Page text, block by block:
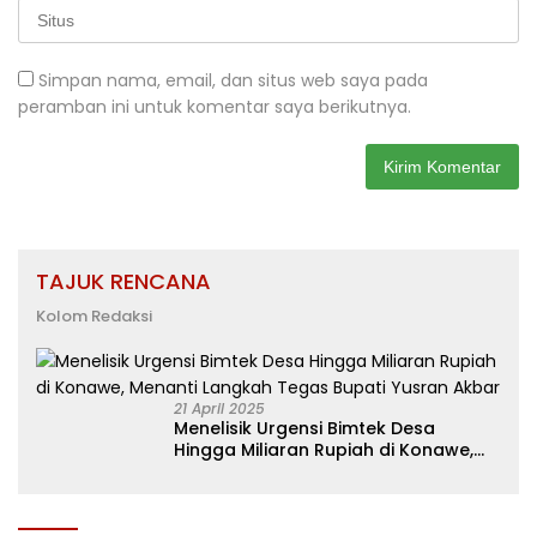
Simpan nama, email, dan situs web saya pada
peramban ini untuk komentar saya berikutnya.
TAJUK RENCANA
Kolom Redaksi
21 April 2025
Menelisik Urgensi Bimtek Desa
Hingga Miliaran Rupiah di Konawe,